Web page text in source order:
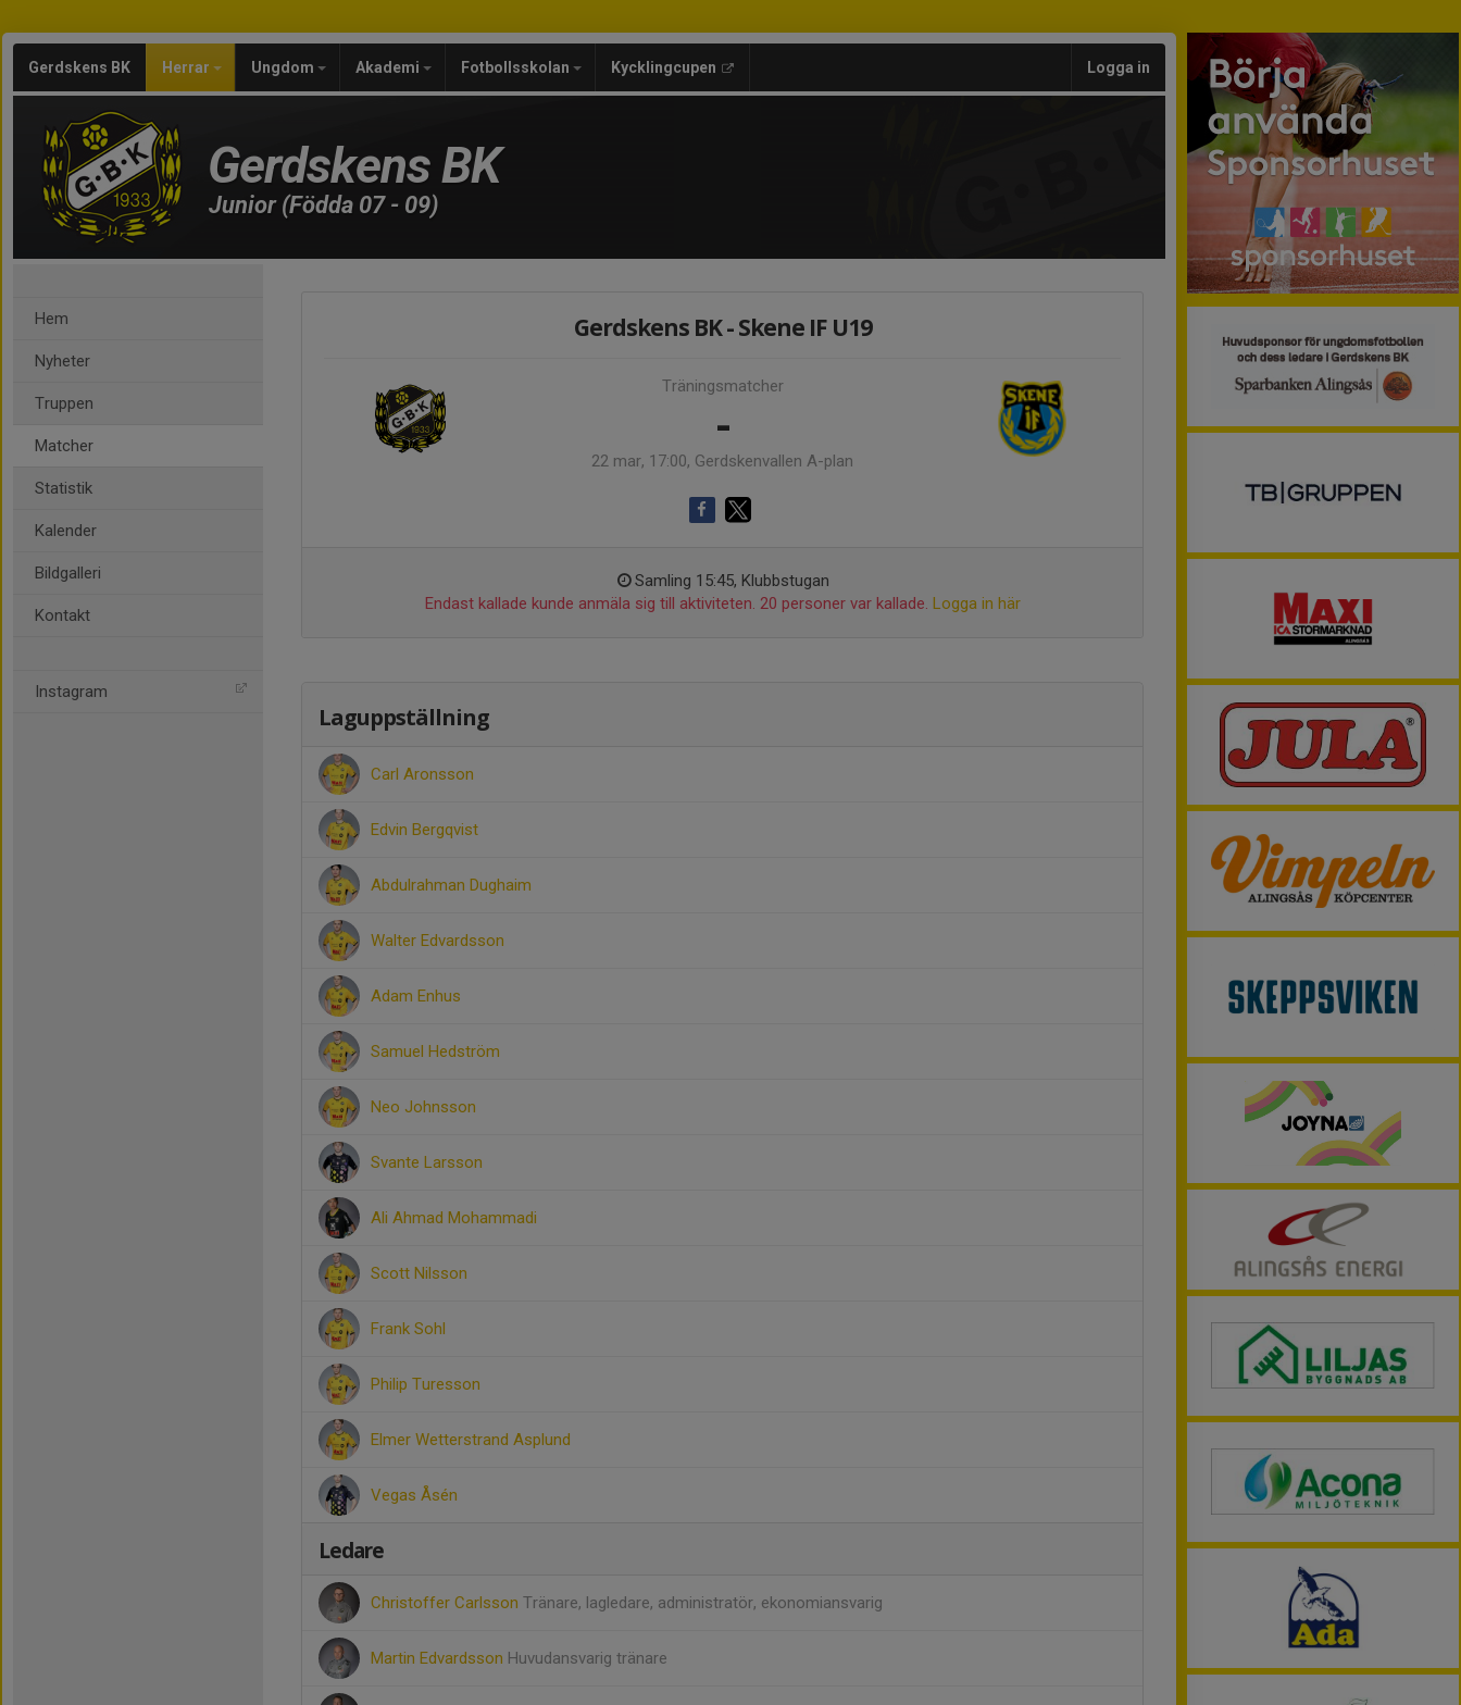
Gerdskens BK Herrar Ungdom Akademi Fotbollsskolan Kycklingcupen Logga in
Gerdskens BK
Junior (Födda 07 - 09)
Hem
Nyheter
Truppen
Matcher
Statistik
Kalender
Bildgalleri
Kontakt
Instagram
Gerdskens BK - Skene IF U19
Träningsmatcher
-
22 mar, 17:00, Gerdskenvallen A-plan
Samling 15:45, Klubbstugan
Endast kallade kunde anmäla sig till aktiviteten. 20 personer var kallade. Logga in här
Laguppställning
Carl Aronsson
Edvin Bergqvist
Abdulrahman Dughaim
Walter Edvardsson
Adam Enhus
Samuel Hedström
Neo Johnsson
Svante Larsson
Ali Ahmad Mohammadi
Scott Nilsson
Frank Sohl
Philip Turesson
Elmer Wetterstrand Asplund
Vegas Åsén
Ledare
Christoffer Carlsson Tränare, lagledare, administratör, ekonomiansvarig
Martin Edvardsson Huvudansvarig tränare